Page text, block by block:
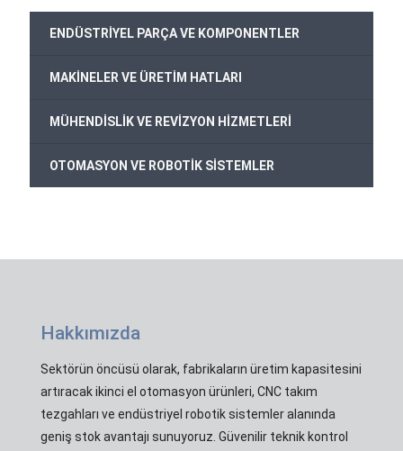
ENDÜSTRİYEL PARÇA VE KOMPONENTLER
MAKİNELER VE ÜRETİM HATLARI
MÜHENDİSLİK VE REVİZYON HİZMETLERİ
OTOMASYON VE ROBOTİK SİSTEMLER
Hakkımızda
Sektörün öncüsü olarak, fabrikaların üretim kapasitesini
artıracak ikinci el otomasyon ürünleri, CNC takım
tezgahları ve endüstriyel robotik sistemler alanında
geniş stok avantajı sunuyoruz. Güvenilir teknik kontrol